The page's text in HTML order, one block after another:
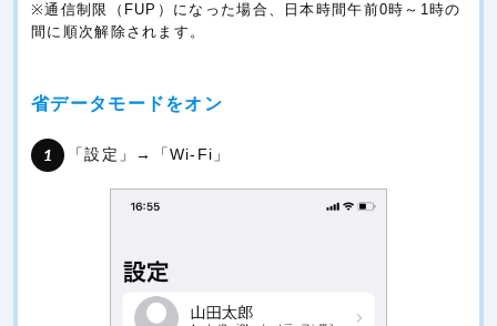
※通信制限（FUP）になった場合、日本時間午前0時～1時の
間に順次解除されます。
省データモードをオン
「設定」→「Wi-Fi」